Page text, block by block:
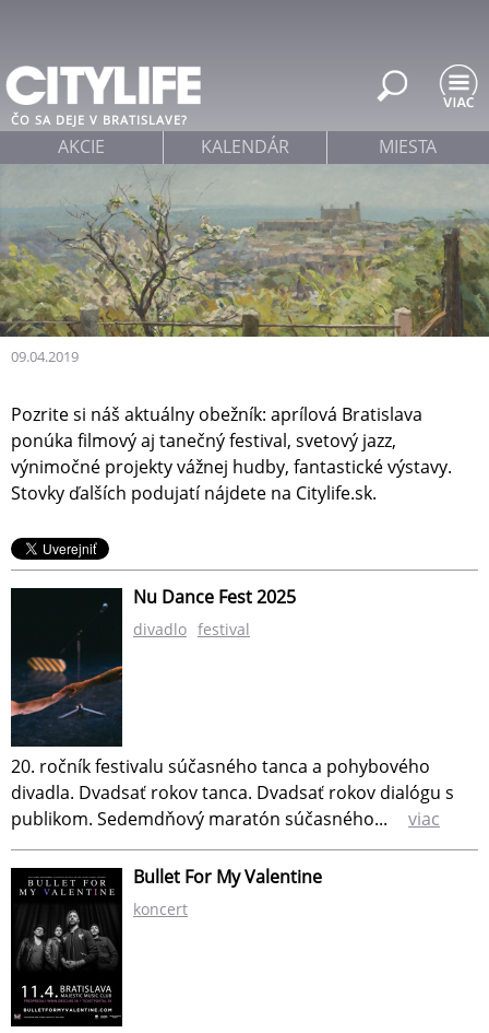
09.04.2019
ČO SA DEJE V BRATISLAVE?
Pozrite si náš aktuálny obežník: aprílová Bratislava
ponúka filmový aj tanečný festival, svetový jazz,
výnimočné projekty vážnej hudby, fantastické výstavy.
Stovky ďalších podujatí nájdete na Citylife.sk.
Nu Dance Fest 2025
divadlo festival
20. ročník festivalu súčasného tanca a pohybového
divadla. Dvadsať rokov tanca. Dvadsať rokov dialógu s
publikom. Sedemdňový maratón súčasného...
viac
Bullet For My Valentine
koncert
AKCIE KALENDÁR MIESTA